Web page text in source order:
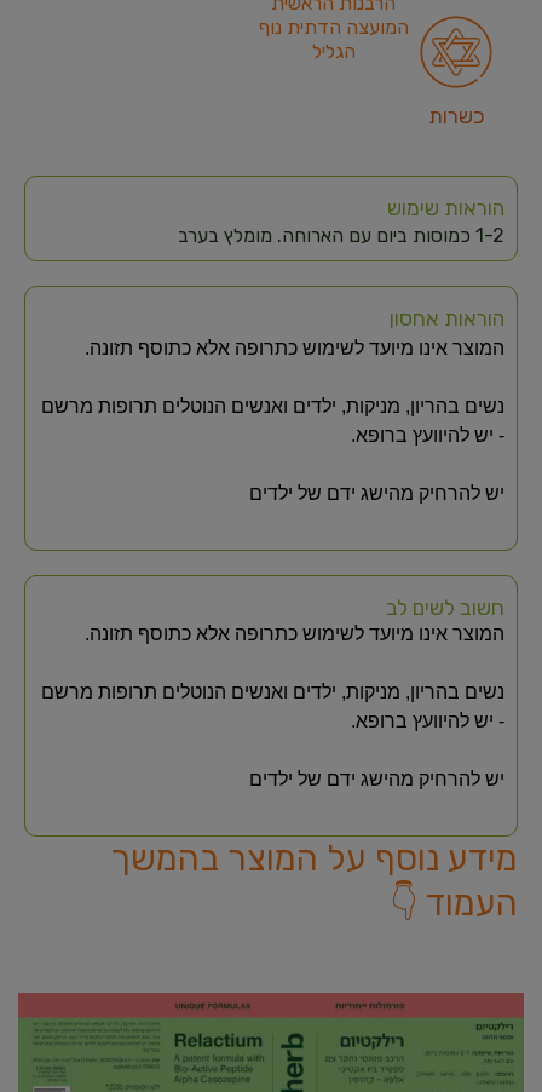
כשרות
המועצה הדתית נוף
הגליל
הוראות שימוש
1-2 כמוסות ביום עם הארוחה. מומלץ בערב
הוראות אחסון
המוצר אינו מיועד לשימוש כתרופה אלא כתוסף תזונה.
נשים בהריון, מניקות, ילדים ואנשים הנוטלים תרופות מרשם
- יש להיוועץ ברופא.
יש להרחיק מהישג ידם של ילדים
חשוב לשים לב
המוצר אינו מיועד לשימוש כתרופה אלא כתוסף תזונה.
נשים בהריון, מניקות, ילדים ואנשים הנוטלים תרופות מרשם
- יש להיוועץ ברופא.
יש להרחיק מהישג ידם של ילדים
מידע נוסף על המוצר בהמשך
העמוד 👇